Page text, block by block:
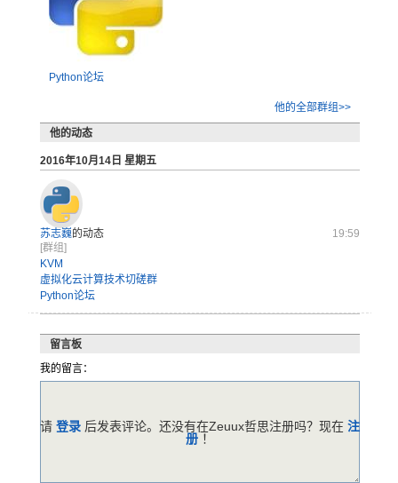
Python论坛
他的全部群组>>
他的动态
2016年10月14日 星期五
苏志巍的动态
19:59
[群组]
KVM
虚拟化云计算技术切磋群
Python论坛
留言板
我的留言：
请 登录 后发表评论。还没有在Zeuux哲思注册吗？现在 注
册 ！